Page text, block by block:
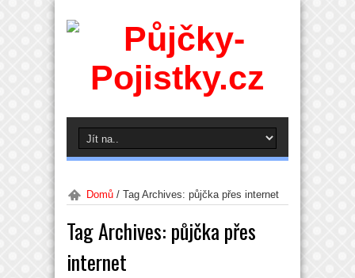
Domů / Tag Archives: půjčka přes internet
Tag Archives: půjčka přes
internet